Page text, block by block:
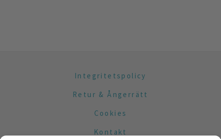
Integritetspolicy
Retur & Ångerrätt
Cookies
Kontakt